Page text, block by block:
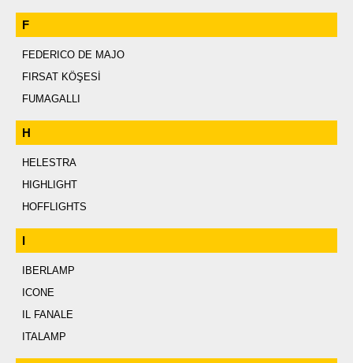
F
FEDERICO DE MAJO
FIRSAT KÖŞESİ
FUMAGALLI
H
HELESTRA
HIGHLIGHT
HOFFLIGHTS
I
IBERLAMP
ICONE
IL FANALE
ITALAMP